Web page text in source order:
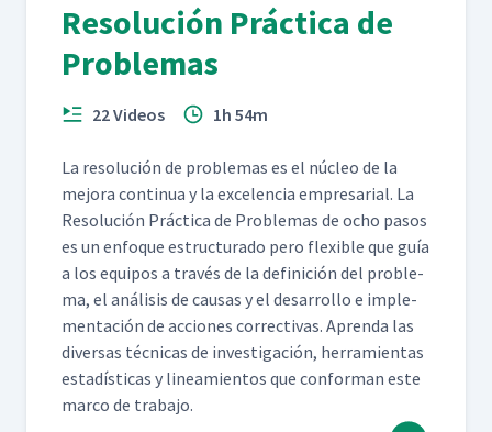
Resolución Práctica de
Problemas
22 Videos 1h 54m
La res­olu­ción de prob­le­mas es el núcleo de la
mejo­ra con­tin­ua y la exce­len­cia empre­sar­i­al. La
Res­olu­ción Prác­ti­ca de Prob­le­mas de ocho pasos
es un enfoque estruc­tura­do pero flex­i­ble que guía
a los equipos a través de la defini­ción del prob­le­
ma, el análi­sis de causas y el desar­rol­lo e imple­
mentación de acciones cor­rec­ti­vas. Apren­da las
diver­sas téc­ni­cas de inves­ti­gación, her­ramien­tas
estadís­ti­cas y lin­eamien­tos que con­for­man este
mar­co de trabajo.